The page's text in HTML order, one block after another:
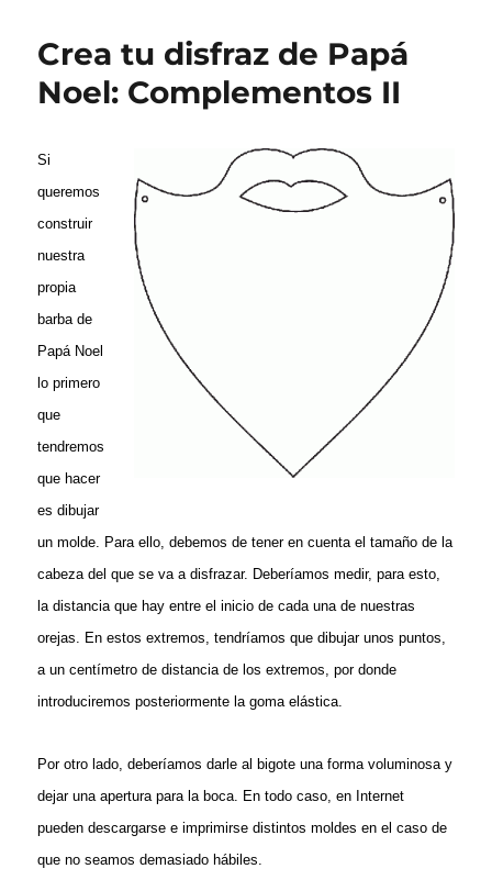
Crea tu disfraz de Papá
Noel: Complementos II
Si
queremos
construir
nuestra
propia
barba de
Papá Noel
lo primero
que
tendremos
que hacer
es dibujar
un molde. Para ello, debemos de tener en cuenta el tamaño de la
cabeza del que se va a disfrazar. Deberíamos medir, para esto,
la distancia que hay entre el inicio de cada una de nuestras
orejas. En estos extremos, tendríamos que dibujar unos puntos,
a un centímetro de distancia de los extremos, por donde
introduciremos posteriormente la goma elástica.
Por otro lado, deberíamos darle al bigote una forma voluminosa y
dejar una apertura para la boca. En todo caso, en Internet
pueden descargarse e imprimirse distintos moldes en el caso de
que no seamos demasiado hábiles.